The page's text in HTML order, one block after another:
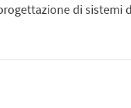
di sistemi